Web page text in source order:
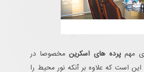
مهمپرده های اسکرینمخصوصا در
این است که علاوه بر آنکه نور محیط را